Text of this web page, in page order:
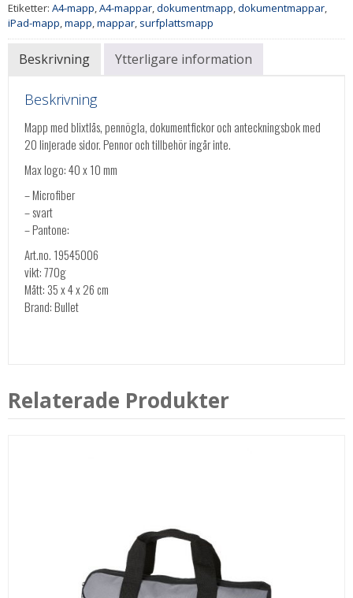
Etiketter: A4-mapp,A4-mappar,dokumentmapp,dokumentmappar,
iPad-mapp,mapp,mappar, surfplattsmapp
Beskrivning Ytterligare information
Beskrivning
Mapp med blixtlås, pennögla, dokumentfickor och anteckningsbok med
20 linjerade sidor. Pennor och tillbehör ingår inte.
Max logo: 40 x 10 mm
– Microfiber
– svart
– Pantone:
Art.no. 19545006
vikt: 770g
Mått: 35 x 4 x 26 cm
Brand: Bullet
Relaterade Produkter